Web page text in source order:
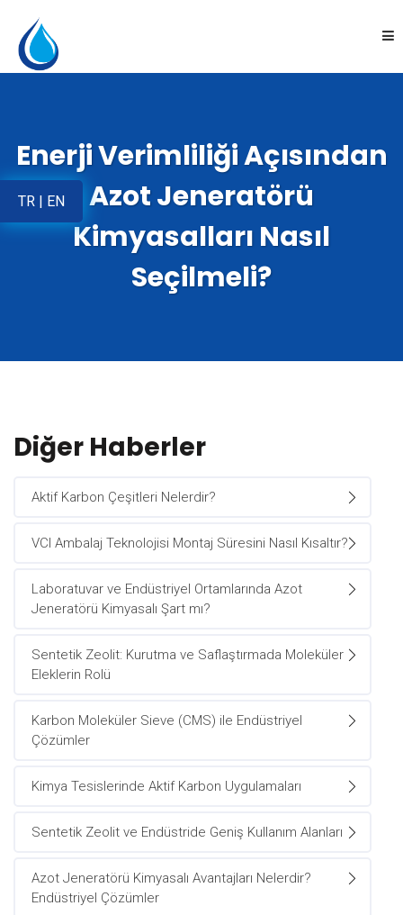
Kurumsal
Ürünler
TR | EN
Enerji Verimliliği Açısından
Azot Jeneratörü
Kimyasalları Nasıl
Seçilmeli?
Diğer Haberler
Aktif Karbon Çeşitleri Nelerdir?
VCI Ambalaj Teknolojisi Montaj Süresini Nasıl Kısaltır?
Laboratuvar ve Endüstriyel Ortamlarında Azot
Jeneratörü Kimyasalı Şart mı?
Sentetik Zeolit: Kurutma ve Saflaştırmada Moleküler
Eleklerin Rolü
Karbon Moleküler Sieve (CMS) ile Endüstriyel
Çözümler
Kimya Tesislerinde Aktif Karbon Uygulamaları
Sentetik Zeolit ve Endüstride Geniş Kullanım Alanları
Azot Jeneratörü Kimyasalı Avantajları Nelerdir?
Endüstriyel Çözümler